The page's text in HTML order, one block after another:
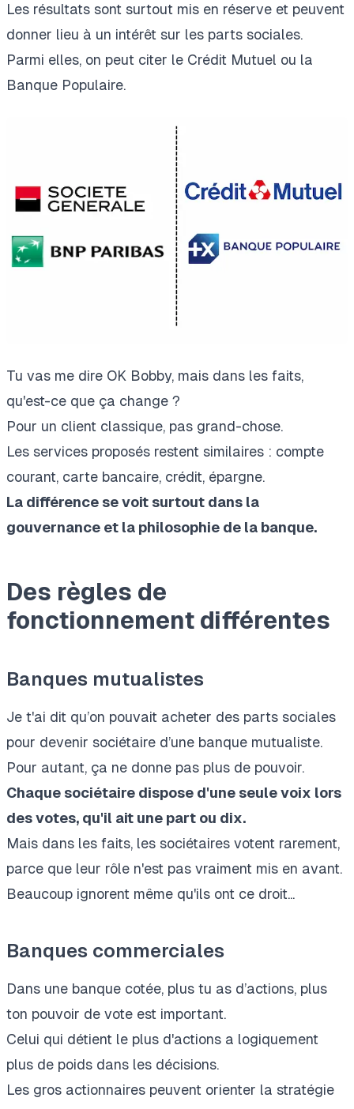
Les résultats sont surtout mis en réserve et peuvent
donner lieu à un intérêt sur les parts sociales.
Parmi elles, on peut citer le Crédit Mutuel ou la
Banque Populaire.
Tu vas me dire OK Bobby, mais dans les faits,
qu'est-ce que ça change ?
Pour un client classique, pas grand-chose.
Les services proposés restent similaires : compte
courant, carte bancaire, crédit, épargne.
La différence se voit surtout dans la
gouvernance et la philosophie de la banque.
Des règles de
fonctionnement différentes
Banques mutualistes
Je t'ai dit qu’on pouvait acheter des parts sociales
pour devenir sociétaire d’une banque mutualiste.
Pour autant, ça ne donne pas plus de pouvoir.
Chaque sociétaire dispose d'une seule voix lors
des votes, qu'il ait une part ou dix.
Mais dans les faits, les sociétaires votent rarement,
parce que leur rôle n'est pas vraiment mis en avant.
Beaucoup ignorent même qu'ils ont ce droit...
Banques commerciales
Dans une banque cotée, plus tu as d’actions, plus
ton pouvoir de vote est important.
Celui qui détient le plus d'actions a logiquement
plus de poids dans les décisions.
Les gros actionnaires peuvent orienter la stratégie